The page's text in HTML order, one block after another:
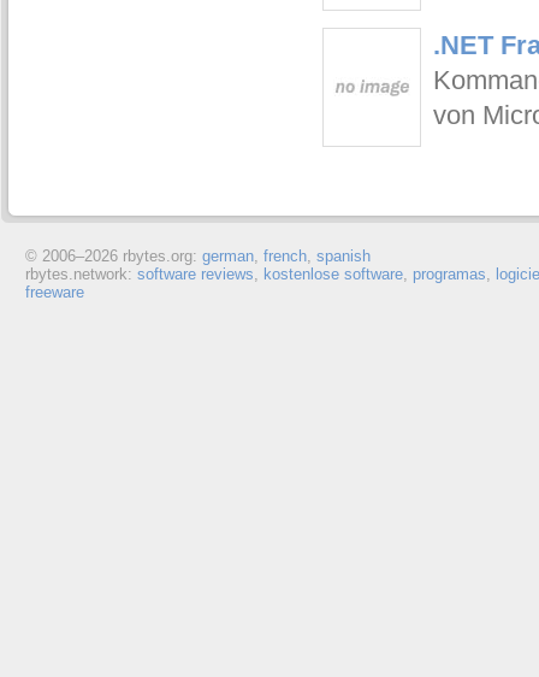
.NET
von
© 2006–2026 rbytes.org: german, french, spanish
rbytes.network: software reviews, kostenlose software, programas,
freeware